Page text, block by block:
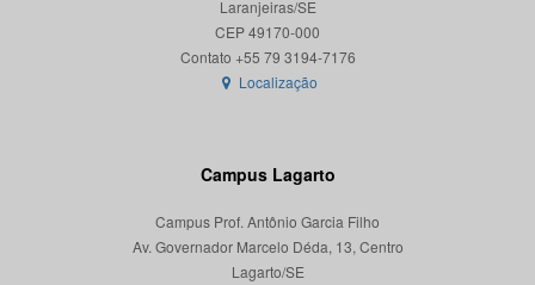
Laranjeiras/SE
CEP 49170-000
Localização
Campus Lagarto
Campus Prof. Antônio Garcia Filho
Av. Governador Marcelo Déda, 13, Centro
Lagarto/SE